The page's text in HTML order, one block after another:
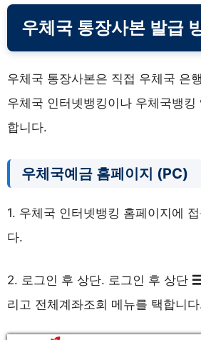
우체국 통장사본 발급
우체국 통장사본은 직접 우체국 은
우체국 인터넷뱅킹이나 우체국뱅킹
합니다.
우체국예금 홈페이지 (PC)
1. 우체국 인터넷뱅킹 홈페이지에
다.
2. 로그인 후 상단. 로그인 후 상단
리고 전체계좌조회 메뉴를 택합니